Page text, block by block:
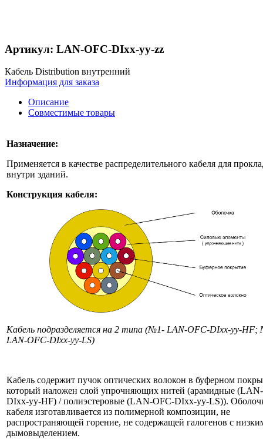
Артикул: LAN-OFC-DIxx-yy-zz
Кабель Distribution внутренний
Информация для заказа
Описание
Совместимые товары
Назначение:
Применяется в качестве распределительного кабеля для
внутри зданий.
Конструкция кабеля:
Кабель подразделяется на 2 типа (№1- LAN-OFC-DIxx-yy-HF;
LAN-OFC-DIxx-yy-LS)
Кабель содержит пучок оптических волокон в буферном
который наложен слой упрочняющих нитей (арамидные
DIxx-yy-HF) / полиэстеровые (LAN-OFC-DIxx-yy-LS)).
кабеля изготавливается из полимерной композиции, не
распространяющей горение, не содержащей галогенов с
дымовыделением.